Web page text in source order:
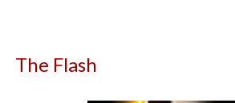
The Flash